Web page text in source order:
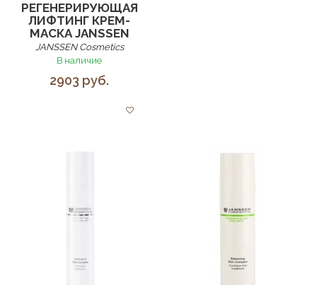
РЕГЕНЕРИРУЮЩАЯ
ЛИФТИНГ КРЕМ-
МАСКА JANSSEN
JANSSEN Cosmetics
В наличие
2903 руб.